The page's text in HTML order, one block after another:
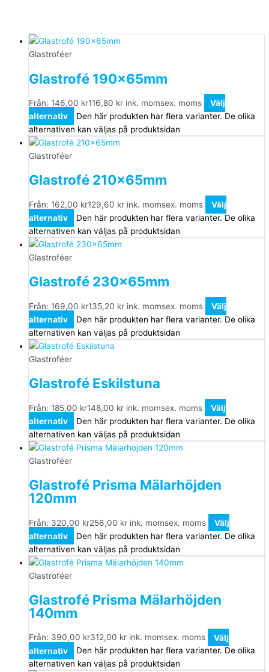
Glastroféer
Glastrofé 190x65mm
Från: 146,00 kr116,80 kr ink. momsex. moms
Välj
alternativ
Den här produkten har flera varianter. De olika
alternativen kan väljas på produktsidan
Glastroféer
Glastrofé 210x65mm
Från: 162,00 kr129,60 kr ink. momsex. moms
Välj
alternativ
Den här produkten har flera varianter. De olika
alternativen kan väljas på produktsidan
Glastroféer
Glastrofé 230x65mm
Från: 169,00 kr135,20 kr ink. momsex. moms
Välj
alternativ
Den här produkten har flera varianter. De olika
alternativen kan väljas på produktsidan
Glastroféer
Glastrofé Eskilstuna
Från: 185,00 kr148,00 kr ink. momsex. moms
Välj
alternativ
Den här produkten har flera varianter. De olika
alternativen kan väljas på produktsidan
Glastroféer
Glastrofé Prisma Mälarhöjden
120mm
Från: 320,00 kr256,00 kr ink. momsex. moms
Välj
alternativ
Den här produkten har flera varianter. De olika
alternativen kan väljas på produktsidan
Glastroféer
Glastrofé Prisma Mälarhöjden
140mm
Från: 390,00 kr312,00 kr ink. momsex. moms
Välj
alternativ
Den här produkten har flera varianter. De olika
alternativen kan väljas på produktsidan